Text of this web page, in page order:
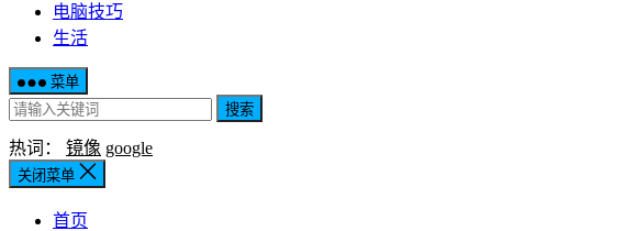
电脑技巧
生活
菜单
搜索
热词： 镜像 google
关闭菜单
首页